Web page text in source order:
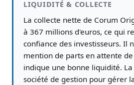
LIQUIDITÉ & COLLECTE
La collecte nette de Corum
à 367 millions d'euros, ce qui
confiance des investisseurs. Il
mention de parts en attente
indique une bonne liquidité.
société de gestion pour gérer